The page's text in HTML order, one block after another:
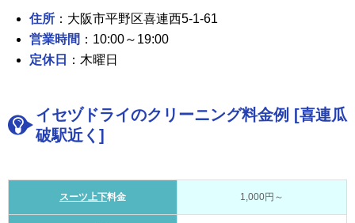
住所 ：大阪市平野区喜連西5-1-61
営業時間 ：10:00～19:00
定休日
：木曜日
イセヅドライのクリーニング料金例 [喜連瓜
破駅近く]
スーツ上下料金 1,000円～